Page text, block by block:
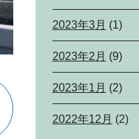
2023年3月 (1)
2023年2月 (9)
2023年1月 (2)
2022年12月 (2)